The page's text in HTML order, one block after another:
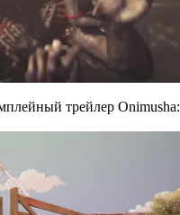
трейлер Onimusha: